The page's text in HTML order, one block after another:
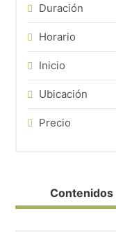
Duración
Horario
Inicio
Ubicación
Precio
Contenidos
Prioritario para